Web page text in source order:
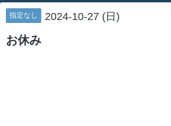
指定なし 2024-10-27 (日)
お休み